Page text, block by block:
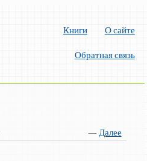
Книги О сайте
Обратная связь
—Далее